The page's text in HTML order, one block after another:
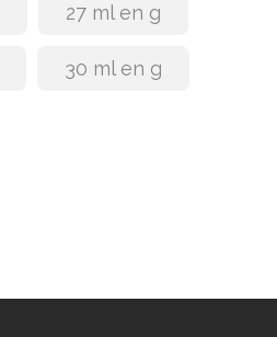
27 ml en g
30 ml en g